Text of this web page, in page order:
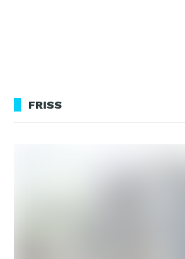
FRISS